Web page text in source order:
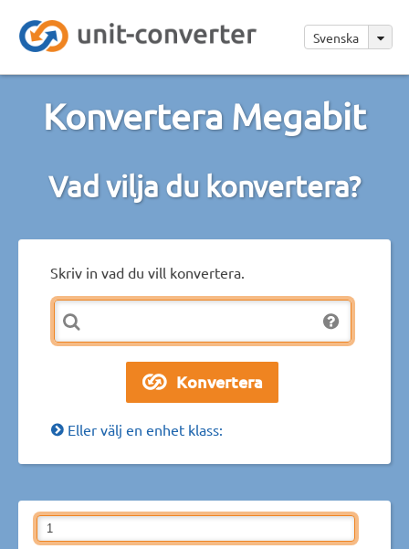
Svenska
Konvertera Megabit
Vad vilja du konvertera?
Skriv in vad du vill konvertera.
Eller välj en enhet klass: